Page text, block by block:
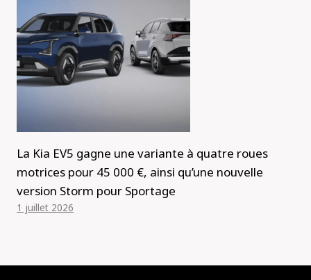
La Kia EV5 gagne une variante à quatre roues
motrices pour 45 000 €, ainsi qu’une nouvelle
version Storm pour Sportage
1 juillet 2026